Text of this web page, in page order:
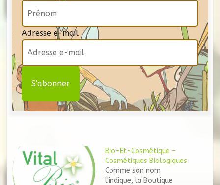
Adresse e-mail
Bio-Et-Cosmétique –
Cosmétiques Biologiques
Comme son nom
l'indique, la Boutique